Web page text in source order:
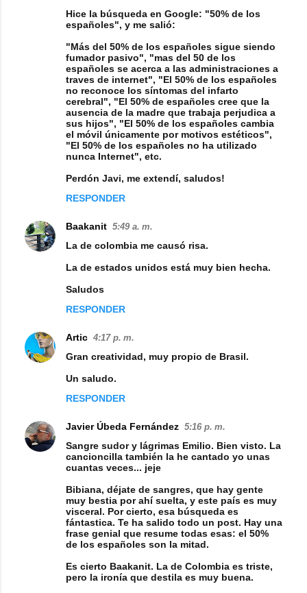
Hice la búsqueda en Google: "50% de los
españoles", y me salió:
"Más del 50% de los españoles sigue siendo
fumador pasivo", "mas del 50 de los
españoles se acerca a las administraciones a
traves de internet", "El 50% de los españoles
no reconoce los síntomas del infarto
cerebral", "El 50% de españoles cree que la
ausencia de la madre que trabaja perjudica a
sus hijos", "El 50% de los españoles cambia
el móvil únicamente por motivos estéticos",
"El 50% de los españoles no ha utilizado
nunca Internet", etc.
Perdón Javi, me extendí, saludos!
RESPONDER
Baakanit 5:49 a. m.
La de colombia me causó risa.
La de estados unidos está muy bien hecha.
Saludos
RESPONDER
Artic 4:17 p. m.
Gran creatividad, muy propio de Brasil.
Un saludo.
RESPONDER
Javier Úbeda Fernández 5:16 p. m.
Sangre sudor y lágrimas Emilio. Bien visto. La
cancioncilla también la he cantado yo unas
cuantas veces... jeje
Bibiana, déjate de sangres, que hay gente
muy bestia por ahí suelta, y este país es muy
visceral. Por cierto, esa búsqueda es
fántastica. Te ha salido todo un post. Hay una
frase genial que resume todas esas: el 50%
de los españoles son la mitad.
Es cierto Baakanit. La de Colombia es triste,
pero la ironía que destila es muy buena.